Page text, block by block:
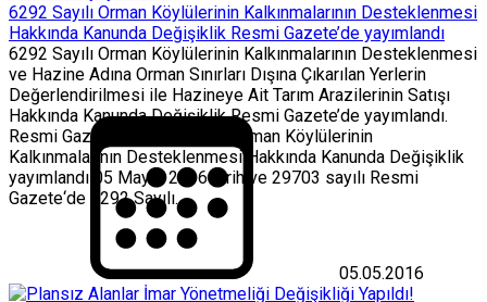
6292 Sayılı Orman Köylülerinin Kalkınmalarının Desteklenmesi
Hakkında Kanunda Değişiklik Resmi Gazete’de yayımlandı
6292 Sayılı Orman Köylülerinin Kalkınmalarının Desteklenmesi
ve Hazine Adına Orman Sınırları Dışına Çıkarılan Yerlerin
Değerlendirilmesi ile Hazineye Ait Tarım Arazilerinin Satışı
Hakkında Kanunda Değişiklik Resmi Gazete’de yayımlandı.
Resmi Gazete’de 6292 Sayılı Orman Köylülerinin
Kalkınmalarının Desteklenmesi Hakkında Kanunda Değişiklik
yayımlandı 05 Mayıs 2016 tarih ve 29703 sayılı Resmi
Gazete‘de 6292 Sayılı...
05.05.2016